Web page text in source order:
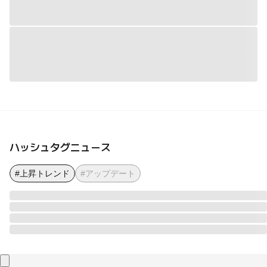
ハッシュタグニュース
#上昇トレンド #アップデート